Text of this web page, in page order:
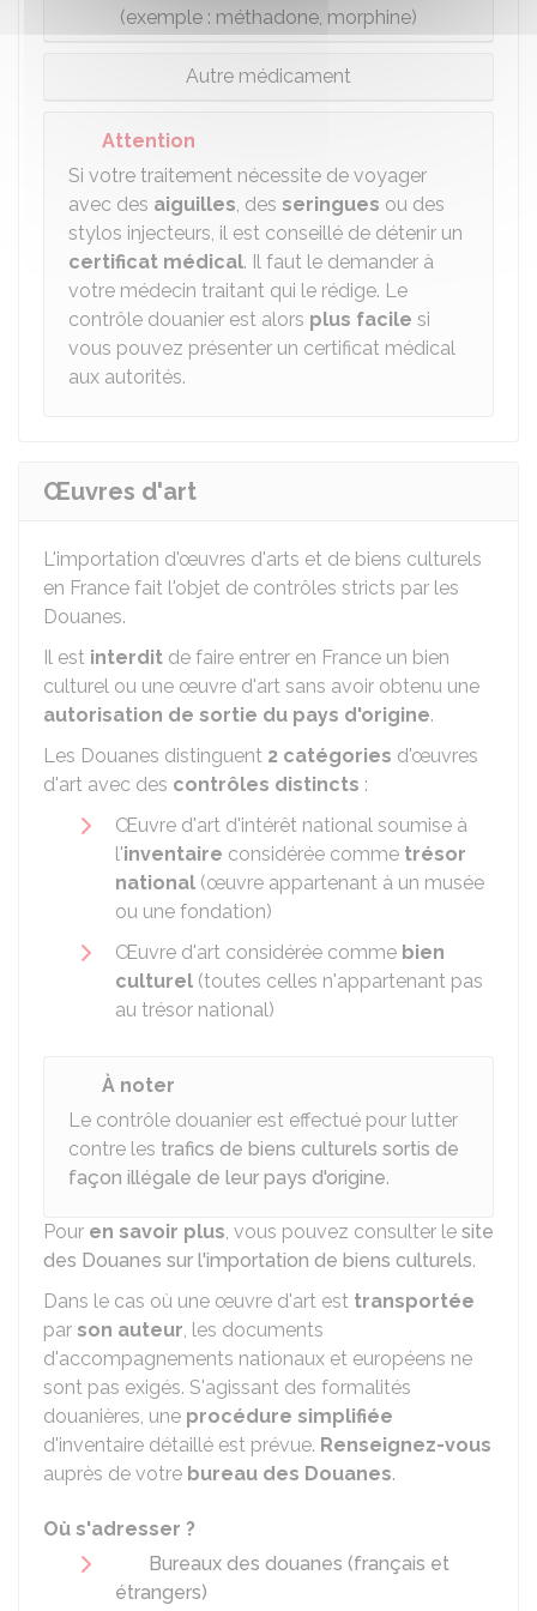
(exemple : méthadone, morphine)
Autre médicament
Attention
Si votre traitement nécessite de voyager
avec des aiguilles, des seringues ou des
stylos injecteurs, il est conseillé de détenir un
certificat médical. Il faut le demander à
votre médecin traitant qui le rédige. Le
contrôle douanier est alors plus facile si
vous pouvez présenter un certificat médical
aux autorités.
Œuvres d'art
L'importation d'œuvres d'arts et de biens culturels
en France fait l'objet de contrôles stricts par les
Douanes.
Il est interdit de faire entrer en France un bien
culturel ou une œuvre d'art sans avoir obtenu une
autorisation de sortie du pays d'origine.
Les Douanes distinguent 2 catégories d'œuvres
d'art avec des contrôles distincts :
Œuvre d'art d'intérêt national soumise à
l'inventaire considérée comme trésor
national (œuvre appartenant à un musée
ou une fondation)
Œuvre d'art considérée comme bien
culturel (toutes celles n'appartenant pas
au trésor national)
À noter
Le contrôle douanier est effectué pour lutter
contre les trafics de biens culturels sortis de
façon illégale de leur pays d'origine.
Pour en savoir plus, vous pouvez consulter le site
des Douanes sur l'importation de biens culturels.
Dans le cas où une œuvre d'art est transportée
par son auteur, les documents
d'accompagnements nationaux et européens ne
sont pas exigés. S'agissant des formalités
douanières, une procédure simplifiée
d'inventaire détaillé est prévue. Renseignez-vous
auprès de votre bureau des Douanes.
Où s'adresser ?
Bureaux des douanes (français et
étrangers)